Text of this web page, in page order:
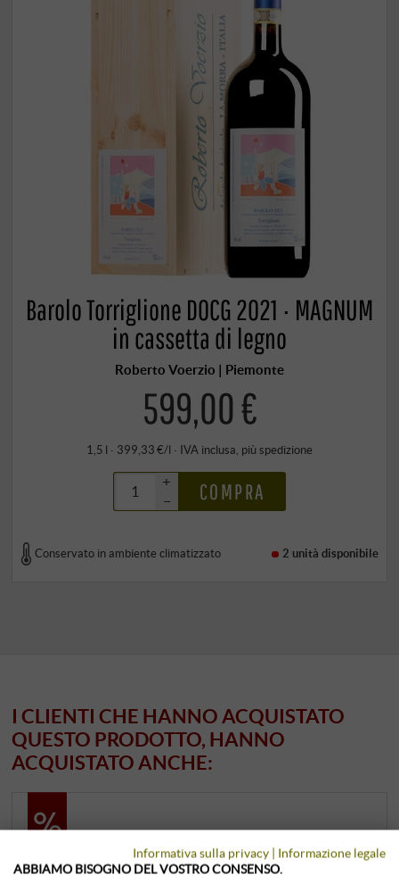
Barolo Torriglione DOCG 2021 · MAGNUM
in cassetta di legno
Roberto Voerzio | Piemonte
599,00 €
1,5 l · 399,33 €/l · IVA inclusa , più spedizione
+
–
COMPRA
Conservato in ambiente climatizzato 2 unità disponibile
I CLIENTI CHE HANNO ACQUISTATO
QUESTO PRODOTTO, HANNO
ACQUISTATO ANCHE:
Informativa sulla privacy | Informazione legale
ABBIAMO BISOGNO DEL VOSTRO CONSENSO.